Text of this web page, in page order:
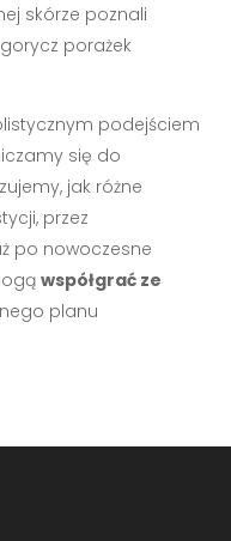
skórze poznali
porażek
podejściem
się do
jak różne
przez
po nowoczesne
współgrać ze
planu